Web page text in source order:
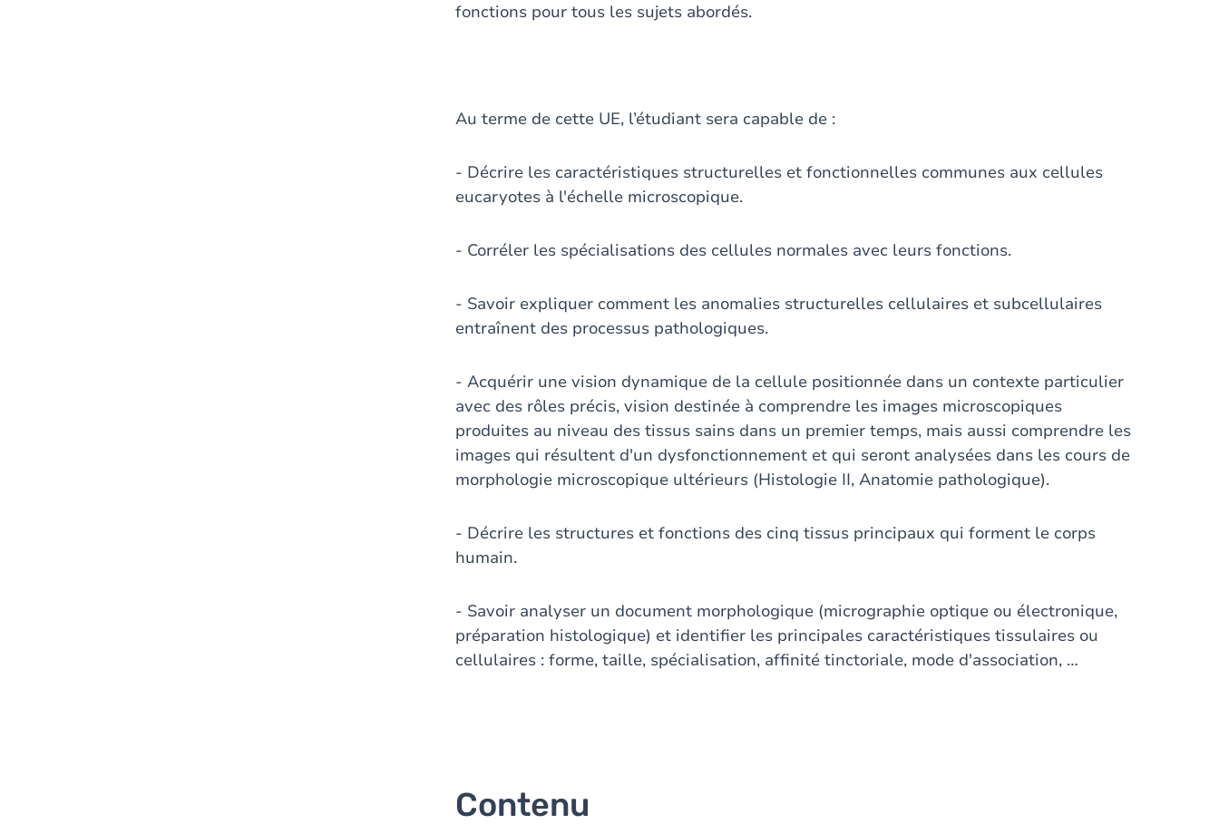
fonctions pour tous les sujets abordés.
Au terme de cette UE, l’étudiant sera capable de :
- Décrire les caractéristiques structurelles et fonctionnelles communes aux cellules
eucaryotes à l'échelle microscopique.
- Corréler les spécialisations des cellules normales avec leurs fonctions.
- Savoir expliquer comment les anomalies structurelles cellulaires et subcellulaires
entraînent des processus pathologiques.
- Acquérir une vision dynamique de la cellule positionnée dans un contexte particulier
avec des rôles précis, vision destinée à comprendre les images microscopiques
produites au niveau des tissus sains dans un premier temps, mais aussi comprendre les
images qui résultent d'un dysfonctionnement et qui seront analysées dans les cours de
morphologie microscopique ultérieurs (Histologie II, Anatomie pathologique).
- Décrire les structures et fonctions des cinq tissus principaux qui forment le corps
humain.
- Savoir analyser un document morphologique (micrographie optique ou électronique,
préparation histologique) et identifier les principales caractéristiques tissulaires ou
cellulaires : forme, taille, spécialisation, affinité tinctoriale, mode d'association, …
Contenu